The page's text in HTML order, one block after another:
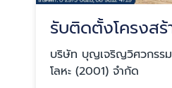
บริษัท บุญเจริญวิศวกรรม
โลหะ (2001) จำกัด